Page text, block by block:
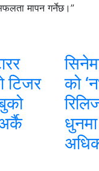
मापन गर्नेछ।”
टिजर
को